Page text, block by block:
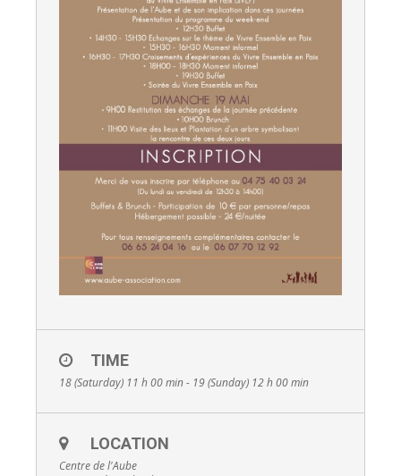
TIME
18 (Saturday) 11 h 00 min - 19 (Sunday) 12 h 00 min
LOCATION
Centre de l'Aube